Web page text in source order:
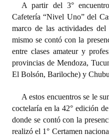
Registros y Distinciones
Datos Históricos
Premio al Mérito - Registro
Audiencias Públicas - Registro
Mujeres que Dejaron
Periodistas Decanos -
A partir del 3°
Cafetería “Nivel Uno” del
marco de las actividades
mismo se contó con la
entre clases amateur y
provincias de Mendoza,
El Bolsón, Bariloche) y
A estos encuentros se le
coctelaría en la 42° edición
donde se contó con la
realizó el 1° Certamen